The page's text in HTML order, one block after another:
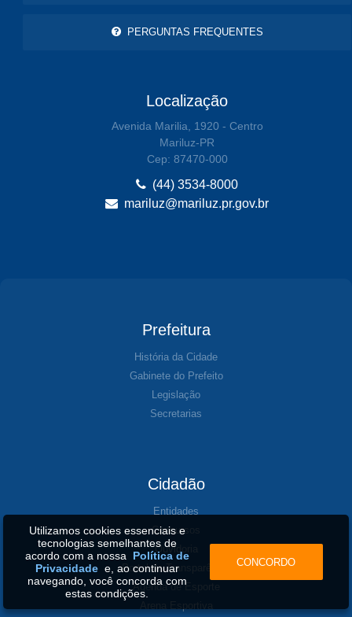
PERGUNTAS FREQUENTES
Localização
Avenida Marilia, 1920 - Centro
Mariluz-PR
Cep: 87470-000
(44) 3534-8000
mariluz@mariluz.pr.gov.br
Prefeitura
História da Cidade
Gabinete do Prefeito
Legislação
Secretarias
Cidadão
Entidades
Concursos
Ouvidoria
Portal da Transparência
Agenda de Esporte
Utilizamos cookies essenciais e
tecnologias semelhantes de
acordo com a nossa Política de
Privacidadee, ao continuar
navegando, você concorda com
estas condições.
CONCORDO